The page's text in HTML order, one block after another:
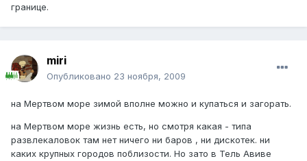
границе.
miri
Опубликовано 23 ноября, 2009
на Мертвом море зимой вполне можно и купаться и загорать.
на Мертвом море жизнь есть, но смотря какая - типа
развлекаловок там нет ничего ни баров , ни дискотек. ни
каких крупных городов поблизости. Но зато в Тель Авиве